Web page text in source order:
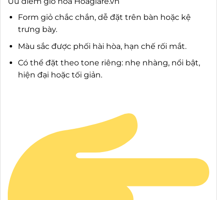
Form giỏ chắc chắn, dễ đặt trên bàn hoặc kệ
trưng bày.
Màu sắc được phối hài hòa, hạn chế rối mắt.
Có thể đặt theo tone riêng: nhẹ nhàng, nổi bật,
hiện đại hoặc tối giản.